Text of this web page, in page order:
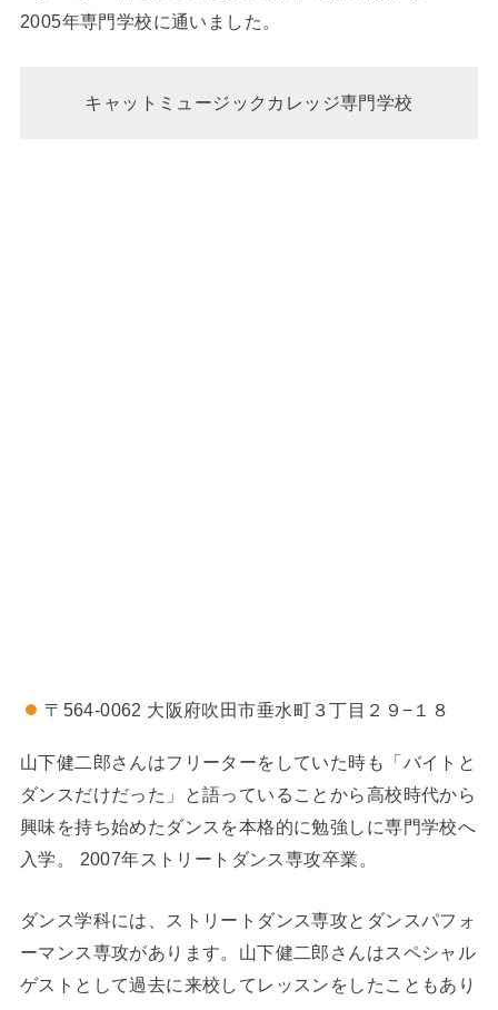
2005年専門学校に通いました。
キャットミュージックカレッジ専門学校
〒564-0062 大阪府吹田市垂水町３丁目２９−１８
山下健二郎さんはフリーターをしていた時も「バイトと
ダンスだけだった」と語っていることから高校時代から
興味を持ち始めたダンスを本格的に勉強しに専門学校へ
入学。 2007年ストリートダンス専攻卒業。
ダンス学科には、ストリートダンス専攻とダンスパフォ
ーマンス専攻があります。山下健二郎さんはスペシャル
ゲストとして過去に来校してレッスンをしたこともあり